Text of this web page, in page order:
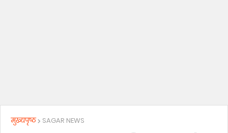
मुख्यपृष्ठ SAGAR NEWS